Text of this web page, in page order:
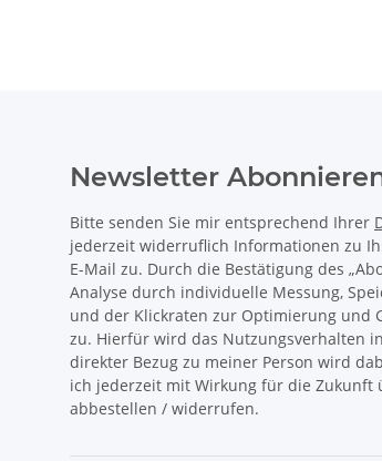
Newsletter
Bitte senden Sie mir entsprechend Ihrer
jederzeit widerruflich Informationen zu
E-Mail zu. Durch die Bestätigung des
Analyse durch individuelle Messung,
und der Klickraten zur Optimierung und
zu. Hierfür wird das Nutzungsverhalten
direkter Bezug zu meiner Person wird
ich jederzeit mit Wirkung für die Zukunft
abbestellen / widerrufen.